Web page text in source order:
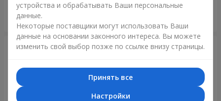
устройства и обрабатывать Ваши персональные
данные.
Некоторые поставщики могут использовать Ваши
данные на основании законного интереса. Вы можете
изменить свой выбор позже по ссылке внизу страницы.
Принять все
Настройки